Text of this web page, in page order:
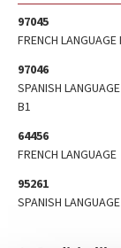
97045
FRENCH
97046
SPANISH
B1
64456
FRENCH LANGUAGE
95261
SPANISH LANGUAGE